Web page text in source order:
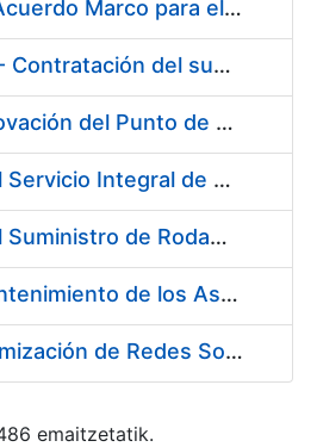
Suscripción de Acuerdo Marco para el Suministro de Material de Ferretería para la Entidad Pública Empresarial Fábrica Nacional de Moneda y Timbre-Real Casa de la Moneda (FNMT-RCM)
Acuerdo Marco - Contratación del suministro de Material de Electricidad para la Fábrica de papel de Burgos. PA AM /FP/004/2020-2021
Servicio de Renovación del Punto de Venta de la Tienda del Museo de la FNMT-RCM
Contratación del Servicio Integral de Cardioprotección para sus Sedes de Madrid y Burgos
Contratación del Suministro de Rodamientos y Material de Transmisiones para la Fábrica Nacional de Moneda y Timbre - Real Casa de la Moneda
Servicios de Mantenimiento de los Ascensores, Montacargas y Plataformas de Minusválidos instalados en la Fábrica de Papel de Burgos
Servicio de Dinamización de Redes Sociales
emaitzetatik.